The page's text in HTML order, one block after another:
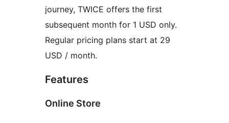
journey, TWICE offers the first
subsequent month for 1 USD only.
Regular pricing plans start at 29
USD / month.
Features
Online Store